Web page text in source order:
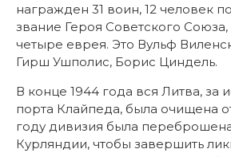
награжден 31 воин, 12 человек
звание Героя Советского
четыре еврея. Это Вульф
Гирш Ушполис, Борис Циндель.
В конце 1944 года вся Литва, за
порта Клайпеда, была очищена
году дивизия была
Курляндии, чтобы завершить